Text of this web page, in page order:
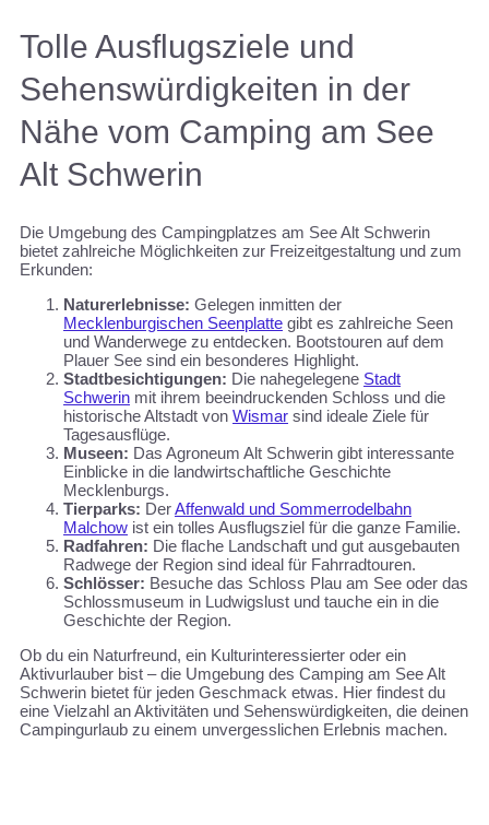
Tolle Ausflugsziele und
Sehenswürdigkeiten in der
Nähe vom Camping am See
Alt Schwerin
Die Umgebung des Campingplatzes am See Alt Schwerin
bietet zahlreiche Möglichkeiten zur Freizeitgestaltung und zum
Erkunden:
Naturerlebnisse: Gelegen inmitten der
Mecklenburgischen Seenplatte gibt es zahlreiche Seen
und Wanderwege zu entdecken. Bootstouren auf dem
Plauer See sind ein besonderes Highlight.
Stadtbesichtigungen: Die nahegelegene Stadt
Schwerin mit ihrem beeindruckenden Schloss und die
historische Altstadt von Wismar sind ideale Ziele für
Tagesausflüge.
Museen: Das Agroneum Alt Schwerin gibt interessante
Einblicke in die landwirtschaftliche Geschichte
Mecklenburgs.
Tierparks: DerAffenwald und Sommerrodelbahn
Malchow ist ein tolles Ausflugsziel für die ganze Familie.
Radfahren: Die flache Landschaft und gut ausgebauten
Radwege der Region sind ideal für Fahrradtouren.
Schlösser: Besuche das Schloss Plau am See oder das
Schlossmuseum in Ludwigslust und tauche ein in die
Geschichte der Region.
Ob du ein Naturfreund, ein Kulturinteressierter oder ein
Aktivurlauber bist – die Umgebung des Camping am See Alt
Schwerin bietet für jeden Geschmack etwas. Hier findest du
eine Vielzahl an Aktivitäten und Sehenswürdigkeiten, die deinen
Campingurlaub zu einem unvergesslichen Erlebnis machen.